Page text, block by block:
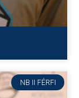
NB II FÉRFI